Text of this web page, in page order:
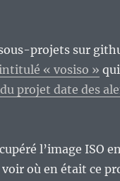
projets sur
« vosiso »
projet date des
l’image ISO
voir où en était ce